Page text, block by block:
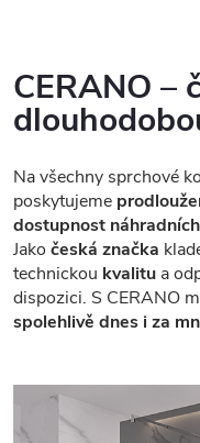
CERANO –
Na všechny sprchové
poskytujeme
dostupnost
Jako česká značka
technickou kvalitu a
dispozici. S CERANO
spolehlivě dnes i za